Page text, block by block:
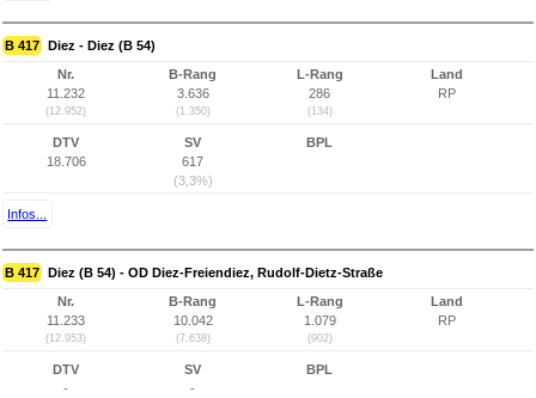
B 417 Diez - Diez (B 54)
Nr.
11.232
(12.952)
B-Rang
3.636
(1.350)
L-Rang
286
(134)
Land
RP
DTV
18.706
SV
617
(3,3%)
BPL
Infos...
B 417 Diez (B 54) - OD Diez-Freiendiez, Rudolf-Dietz-Straße
Nr.
11.233
(12.953)
B-Rang
10.042
(7.638)
L-Rang
1.079
(902)
Land
RP
DTV
-
SV
-
BPL